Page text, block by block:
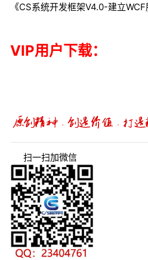
《CS系统开发框架V4.0-建立
VIP用户下载：
扫一扫加微信